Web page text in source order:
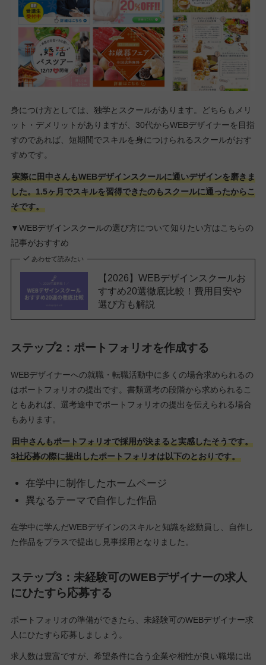
身につけ方としては、独学とスクールがあります。どちらもメリ
ット・デメリットがありますが、30代からWEBデザイナーを目指
すのであれば、短期間でスキルを身につけられるスクールがおす
すめです。
実際に田中さんもWEBデザインスクールに通いデザインを磨きま
した。1.5ヶ月でスキルを習得できたのもスクールに通ったからこ
そです。
▼WEBデザインスクールの選び方について知りたい方はこちらの
記事がおすすめ
あわせて読みたい
【2026】WEBデザインスクールお
すすめ20選徹底比較！費用目安や
選び方も解説
ステップ2：ポートフォリオを作成する
WEBデザイナーへの就職・転職活動中に多くの場合求められるの
はポートフォリオの提出です。書類選考の段階から求められるこ
ともあれば、選考途中でポートフォリオの提出を伝えられる場合
もあります。
田中さんもポートフォリオで採用が決まると実感したそうです。
3社応募の際に提出したポートフォリオは以下のとおりです。
在学中に制作したホームページ
異なるテーマで自作した作品
在学中に学んだWEBデザインのスキルと知識を総動員し、自作し
た作品をプラスで提出し見事採用となりました。
ステップ3：未経験可のWEBデザイナーの求人
にひたすら応募する
ポートフォリオの準備ができたら、未経験可のWEBデザイナー求
人にひたすら応募しましょう。
求人数は豊富ですが、希望条件に合う企業や相性が良い職場に出